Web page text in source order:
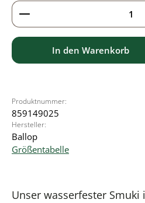
Produkt Anzahl: Gib den
In den Warenkorb
Produktnummer:
859149025
Hersteller:
Ballop
Größentabelle
Unser wasserfester